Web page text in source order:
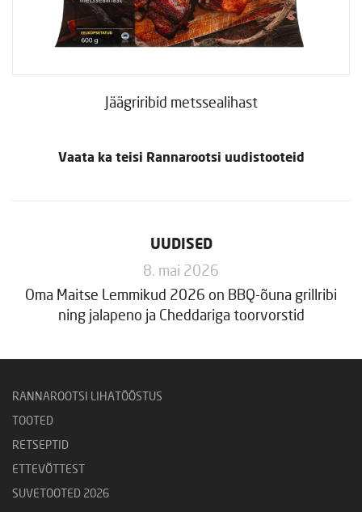
Jäägriribid metssealihast
Vaata ka teisi Rannarootsi uudistooteid
UUDISED
8. mai 2026
Oma Maitse Lemmikud 2026 on BBQ-õuna grillribi
ning jalapeno ja Cheddariga toorvorstid
RANNAROOTSI LIHATÖÖSTUS
TOOTED
RETSEPTID
ETTEVÕTTEST
SUVETOOTED 2026